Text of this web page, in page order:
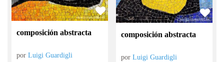
composición abstracta
porLuigi Guardigli
composición abstracta
porLuigi Guardigli